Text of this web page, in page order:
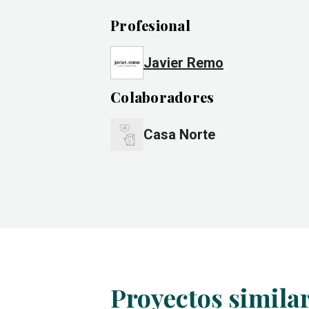
Profesional
Javier Remo
Colaboradores
Casa Norte
Proyectos